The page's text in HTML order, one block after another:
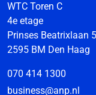
WTC Toren C
4e etage
Prinses Beatrixlaan
2595 BM Den Haag
070 414 1300
business@anp.nl